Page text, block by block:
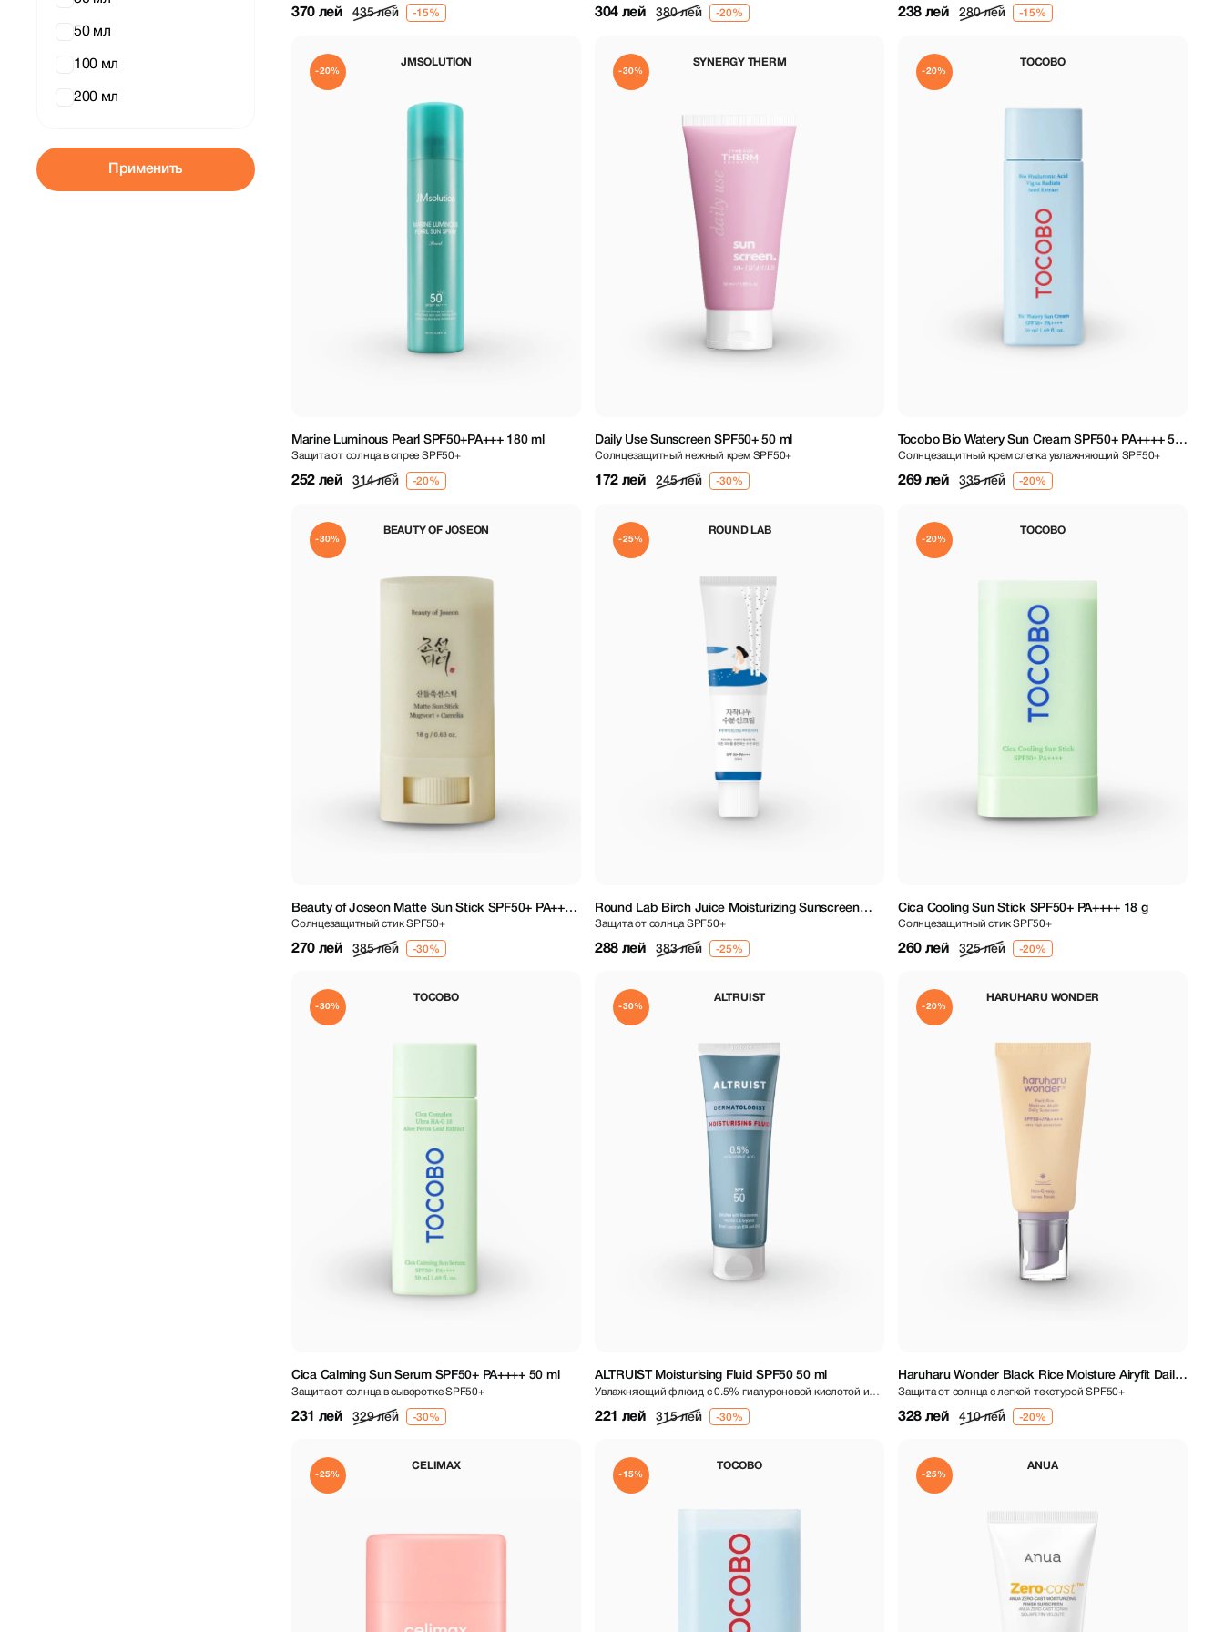
50 мл
100 мл
200 мл
Применить
370 лей 435 лей 304 лей 380 лей 238 лей 280 лей
JMSOLUTION
-20%
Marine Luminous Pearl SPF50+PA+++ 180 ml
Защита от солнца в спрее SPF50+
252 лей 314 лей
SYNERGY THERM
-30%
Daily Use Sunscreen SPF50+ 50 ml
Солнцезащитный нежный крем SPF50+
172 лей 245 лей
TOCOBO
-20%
Tocobo Bio Watery Sun Cream SPF50+ PA++++ 50
ml
Солнцезащитный крем слегка увлажняющий SPF50+
269 лей 335 лей
BEAUTY OF JOSEON
-30%
Beauty of Joseon Matte Sun Stick SPF50+ PA+++
18 g
Солнцезащитный стик SPF50+
270 лей 385 лей
ROUND LAB
-25%
Round Lab Birch Juice Moisturizing Sunscreen
SPF50+ PA++++ 50 ml
Защита от солнца SPF50+
288 лей 383 лей
TOCOBO
-20%
Cica Cooling Sun Stick SPF50+ PA++++ 18 g
Солнцезащитный стик SPF50+
260 лей 325 лей
TOCOBO
-30%
Cica Calming Sun Serum SPF50+ PA++++ 50 ml
Защита от солнца в сыворотке SPF50+
231 лей 329 лей
ALTRUIST
-30%
ALTRUIST Moisturising Fluid SPF50 50 ml
Увлажняющий флюид с 0.5% гиалуроновой кислотой и
221 лей 315 лей
HARUHARU WONDER
-20%
Haruharu Wonder Black Rice Moisture Airyfit Daily
Sunscreen SPF50+/PA++++ 50 ml
Защита от солнца с легкой текстурой SPF50+
328 лей 410 лей
CELIMAX
-25%
TOCOBO
-15%
ANUA
-25%